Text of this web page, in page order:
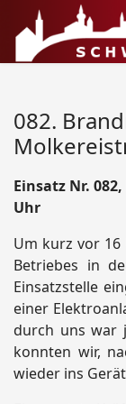
082.
Einsatz Nr.
Uhr
Um kurz vor 16
Betriebes in
Einsatzstelle
einer
durch uns war
konnten wir,
wieder ins